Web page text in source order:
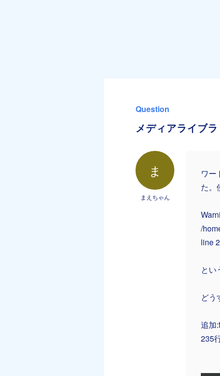
Question
メディアライブ
ま
まえちゃん
ワー
た。
/
line
とい
どう
追加
235